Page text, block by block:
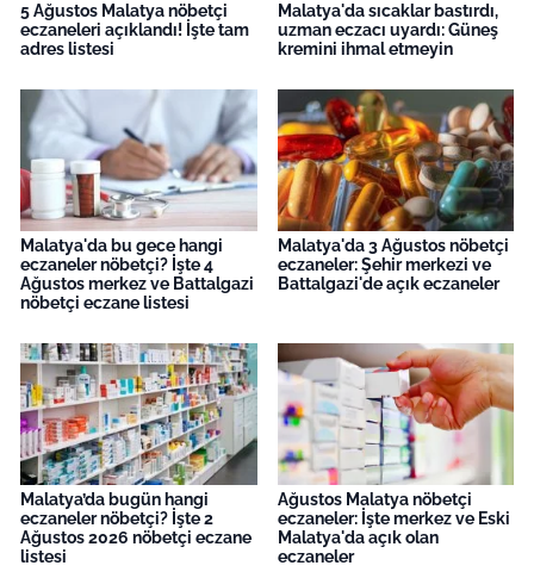
5 Ağustos Malatya nöbetçi
eczaneleri açıklandı! İşte tam
adres listesi
Malatya'da sıcaklar bastırdı,
uzman eczacı uyardı: Güneş
kremini ihmal etmeyin
Malatya'da bu gece hangi
eczaneler nöbetçi? İşte 4
Ağustos merkez ve Battalgazi
nöbetçi eczane listesi
Malatya'da 3 Ağustos nöbetçi
eczaneler: Şehir merkezi ve
Battalgazi'de açık eczaneler
Malatya’da bugün hangi
eczaneler nöbetçi? İşte 2
Ağustos 2026 nöbetçi eczane
listesi
Ağustos Malatya nöbetçi
eczaneler: İşte merkez ve Eski
Malatya'da açık olan
eczaneler